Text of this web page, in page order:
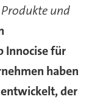
und
Innocise für
haben
der